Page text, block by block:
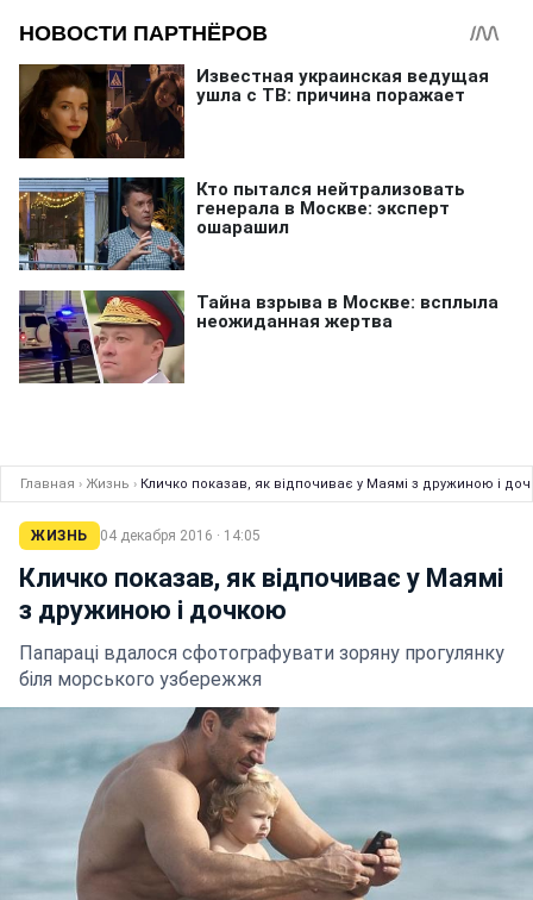
Главная › Жизнь › Кличко показав, як відпочиває у Маямі з дружиною і
ЖИЗНЬ 04 декабря 2016 · 14:05
Кличко показав, як відпочиває у Маямі
з дружиною і дочкою
Папараці вдалося сфотографувати зоряну прогулянку
біля морського узбережжя